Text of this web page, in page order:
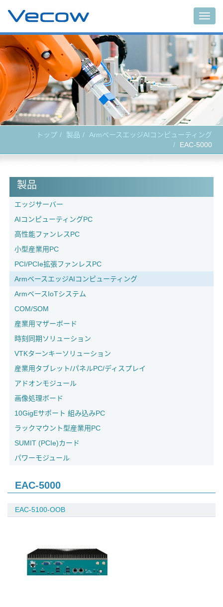
トップ 製品
ArmベースエッジAIコンピューティング
EAC-5000
製品
エッジサーバー
AIコンピューティングPC
高性能ファンレスPC
小型産業用PC
PCI/PCIe拡張ファンレスPC
ArmベースエッジAIコンピューティング
ArmベースIoTシステム
COM/SOM
産業用マザーボード
時刻同期ソリューション
VTKターンキーソリューション
産業用タブレット/パネルPC/ディスプレイ
アドオンモジュール
画像処理ボード
10GigEサポート 組み込みPC
ラックマウント型産業用PC
SUMIT (PCIe)カード
パワーモジュール
EAC-5000
EAC-5100-OOB